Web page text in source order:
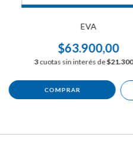
EVA
$63.900,00
3cuotas sin interés de